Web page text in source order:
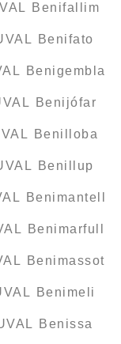
Benifallim
Benifato
Benigembla
Benijófar
Benilloba
Benillup
Benimantell
Benimarfull
Benimassot
Benimeli
Benissa